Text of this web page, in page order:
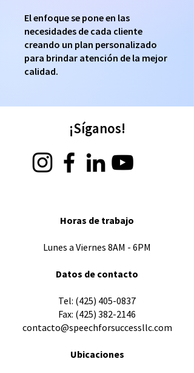
El enfoque se pone en las
necesidades de cada cliente
creando un plan personalizado
para brindar atención de la mejor
calidad.
¡Síganos!
Horas de trabajo
Lunes a Viernes 8AM - 6PM
Datos de contacto
​Tel: (425) 405-0837
Fax: (425) 382-2146
contacto@speechforsuccessllc.com
Ubicaciones